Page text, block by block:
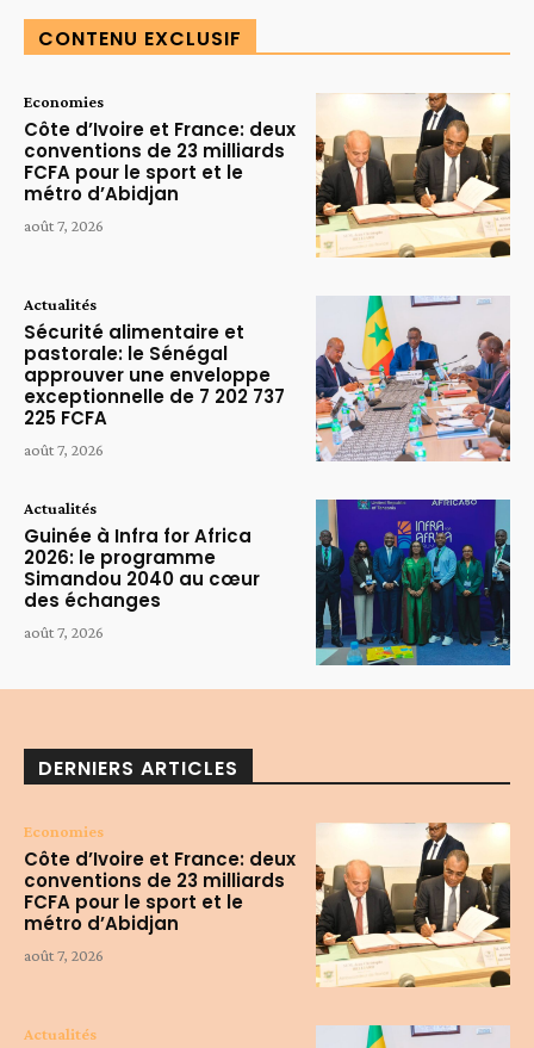
CONTENU EXCLUSIF
Economies
Côte d’Ivoire et France: deux
conventions de 23 milliards
FCFA pour le sport et le
métro d’Abidjan
août 7, 2026
Actualités
Sécurité alimentaire et
pastorale: le Sénégal
approuver une enveloppe
exceptionnelle de 7 202 737
225 FCFA
août 7, 2026
Actualités
Guinée à Infra for Africa
2026: le programme
Simandou 2040 au cœur
des échanges
août 7, 2026
DERNIERS ARTICLES
Economies
Côte d’Ivoire et France: deux
conventions de 23 milliards
FCFA pour le sport et le
métro d’Abidjan
août 7, 2026
Actualités